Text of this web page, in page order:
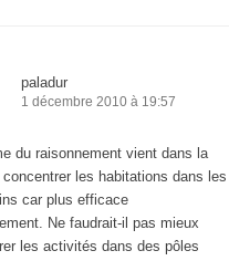
paladur
1 décembre 2010 à 19:57
du raisonnement vient dans la
les habitations dans les
car plus efficace
Ne faudrait-il pas mieux
les activités dans des pôles